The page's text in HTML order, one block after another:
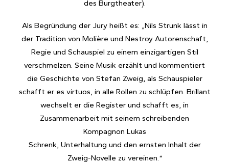
des Burgtheater).
Als Begründung der Jury heißt es: „Nils Strunk lässt in
der Tradition von Molière und Nestroy Autorenschaft,
Regie und Schauspiel zu einem einzigartigen Stil
verschmelzen. Seine Musik erzählt und kommentiert
die Geschichte von Stefan Zweig, als Schauspieler
schafft er es virtuos, in alle Rollen zu schlüpfen. Brillant
wechselt er die Register und schafft es, in
Zusammenarbeit mit seinem schreibenden
Kompagnon Lukas
Schrenk, Unterhaltung und den ernsten Inhalt der
Zweig-Novelle zu vereinen.“